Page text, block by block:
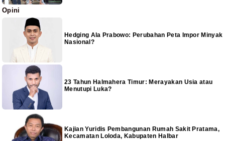
Opini
Hedging Ala Prabowo: Perubahan Peta Impor Minyak
Nasional?
23 Tahun Halmahera Timur: Merayakan Usia atau
Menutupi Luka?
Kajian Yuridis Pembangunan Rumah Sakit Pratama,
Kecamatan Loloda, Kabupaten Halbar